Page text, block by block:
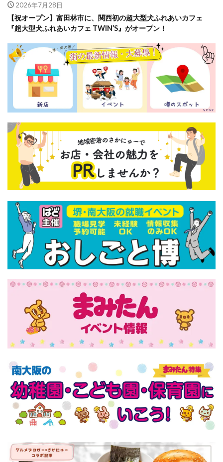
2026年7月28日
【祝オープン】富田林市に、関西初の超大型犬ふれあいカフェ
『超大型犬ふれあいカフェ TWIN’S』がオープン！